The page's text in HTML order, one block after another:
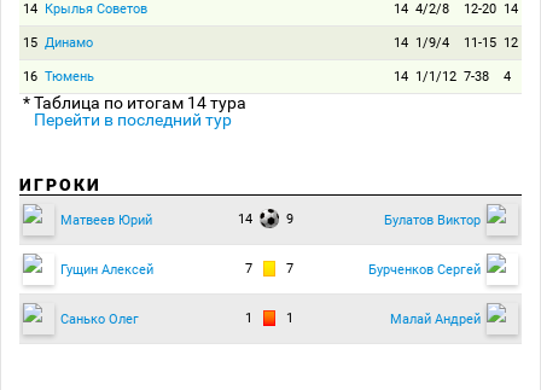
14 Крылья Советов 14 4/2/8 12-20 14
15 Динамо 14 1/9/4 11-15 12
16 Тюмень 14 1/1/12 7-38 4
* Таблица по итогам 14 тура
Перейти в последний тур
ИГРОКИ
Матвеев Юрий 14 9 Булатов Виктор
Гущин Алексей 7 7 Бурченков Сергей
Санько Олег 1 1 Малай Андрей